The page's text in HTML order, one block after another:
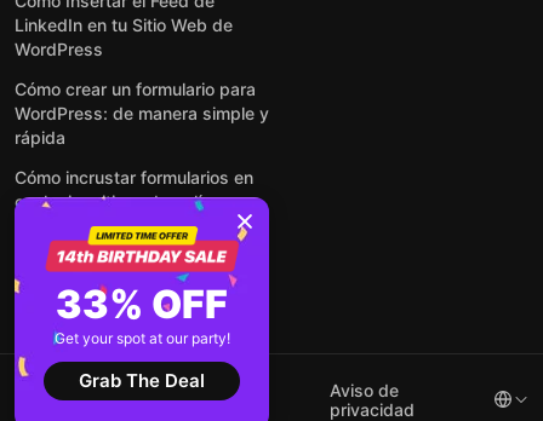
LinkedIn en tu Sitio Web de
WordPress
Cómo crear un formulario para
WordPress: de manera simple y
rápida
Cómo incrustar formularios en
cualquier sitio web en línea y
Ver todas las entradas
2026 ©
Términos de
Aviso de
privacidad
33% OFF
Get your spot at our party!
Grab The Deal